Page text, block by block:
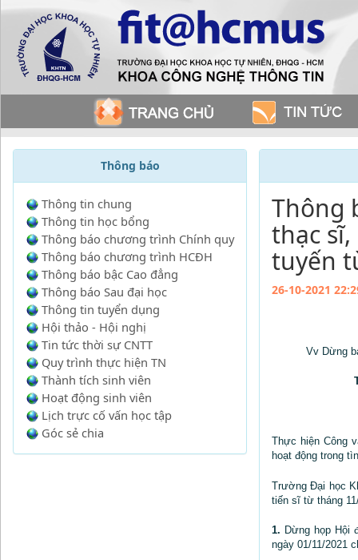
Thông báo
Thông tin chung
Thông tin học bổng
Thông báo chương trình Chính quy
Thông báo chương trình HCĐH
Thông báo bậc Cao đẳng
Thông báo Sau đại học
Thông tin tuyển dụng
Hội thảo - Hội nghị
Tin tức thời sự CNTT
Quy trình thực hiện TN
Thành tích sinh viên
Hoạt động sinh viên
Lịch trực cố vấn học tập
Góc sẻ chia
Thông
thạc
tuyến
26-10-2021
Vv Dừng
Thực hiện Công
hoạt động trong
Trường Đại học
tiến sĩ từ tháng
1. Dừng họp Hội
ngày 01/11/2021